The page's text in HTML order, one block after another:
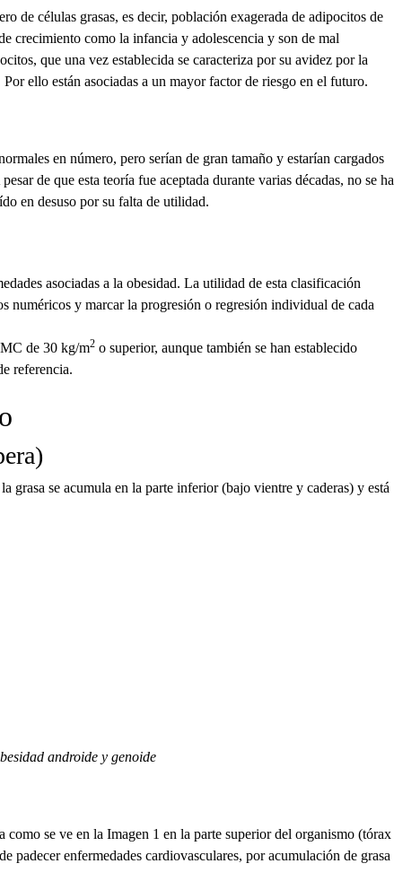
de células grasas, es decir, población exagerada de adipocitos de
crecimiento como la infancia y adolescencia y son de mal
que una vez establecida se caracteriza por su avidez por la
ello están asociadas a un mayor factor de riesgo en el futuro.
en número, pero serían de gran tamaño y estarían cargados
de que esta teoría fue aceptada durante varias décadas, no se ha
en desuso por su falta de utilidad.
asociadas a la obesidad. La utilidad de esta clasificación
numéricos y marcar la progresión o regresión individual de cada
de 30 kg/m2 o superior, aunque también se han establecido
referencia.
grasa se acumula en la parte inferior (bajo vientre y caderas) y está
androide y genoide
se ve en la Imagen 1 en la parte superior del organismo (tórax
padecer enfermedades cardiovasculares, por acumulación de grasa